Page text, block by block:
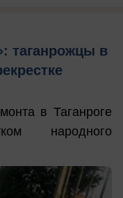
таганрожцы в
в Таганроге
народного